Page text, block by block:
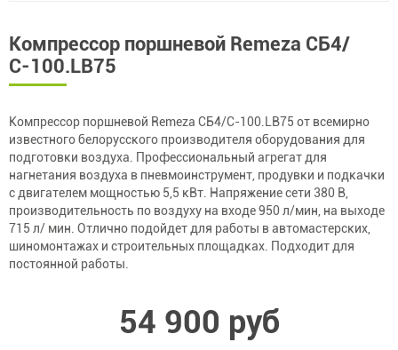
Компрессор поршневой Remeza СБ4/
С-100.LB75
Компрессор поршневой Remeza СБ4/С-100.LB75 от всемирно
известного белорусского производителя оборудования для
подготовки воздуха. Профессиональный агрегат для
нагнетания воздуха в пневмоинструмент, продувки и подкачки
с двигателем мощностью 5,5 кВт. Напряжение сети 380 В,
производительность по воздуху на входе 950 л/мин, на выходе
715 л/ мин. Отлично подойдет для работы в автомастерских,
шиномонтажах и строительных площадках. Подходит для
постоянной работы.
54 900 руб